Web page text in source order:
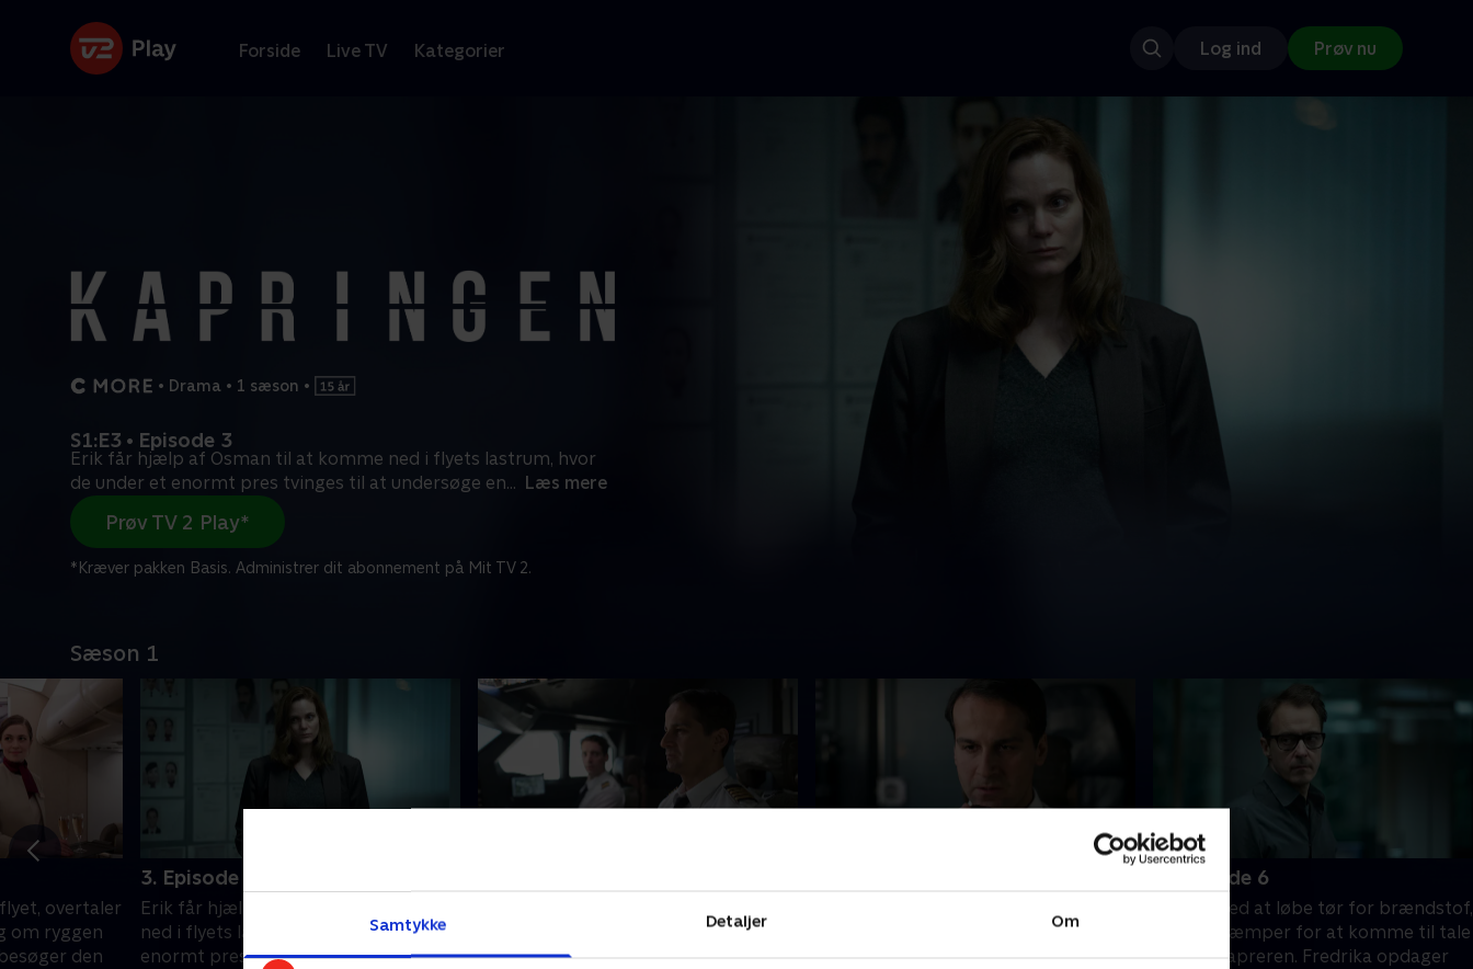
Samtykke Detaljer Om
Forside Live TV Kategorier Log ind Prøv nu
• Drama • 1 sæson •
S1:E3 • Episode 3
Erik får hjælp af Osman til at komme ned i flyets lastrum, hvor
de under et enormt pres tvinges til at undersøge en... Læs mere
Prøv TV 2 Play*
*Kræver pakken Basis. Administrer dit abonnement på Mit TV 2.
Sæson 1
overtaler
om ryggen
den
3. Episode 3
Erik får hjælp af Osman til at komme
ned i flyets lastrum, hvor de under et
enormt pres tvinges til at undersøge
cockpittet uden at sprede uro blandt
passagererne. Karim bliver
forventer, at flyet bliver skudt ned, og
6. Episode 6
Flyet er ved at løbe tør for brændstof,
og Alex kæmper for at komme til tale
med flykapreren. Fredrika opdager